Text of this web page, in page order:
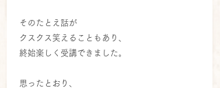
そのたとえ話が
クスクス笑えることもあり、
終始楽しく受講できました。
思ったとおり、